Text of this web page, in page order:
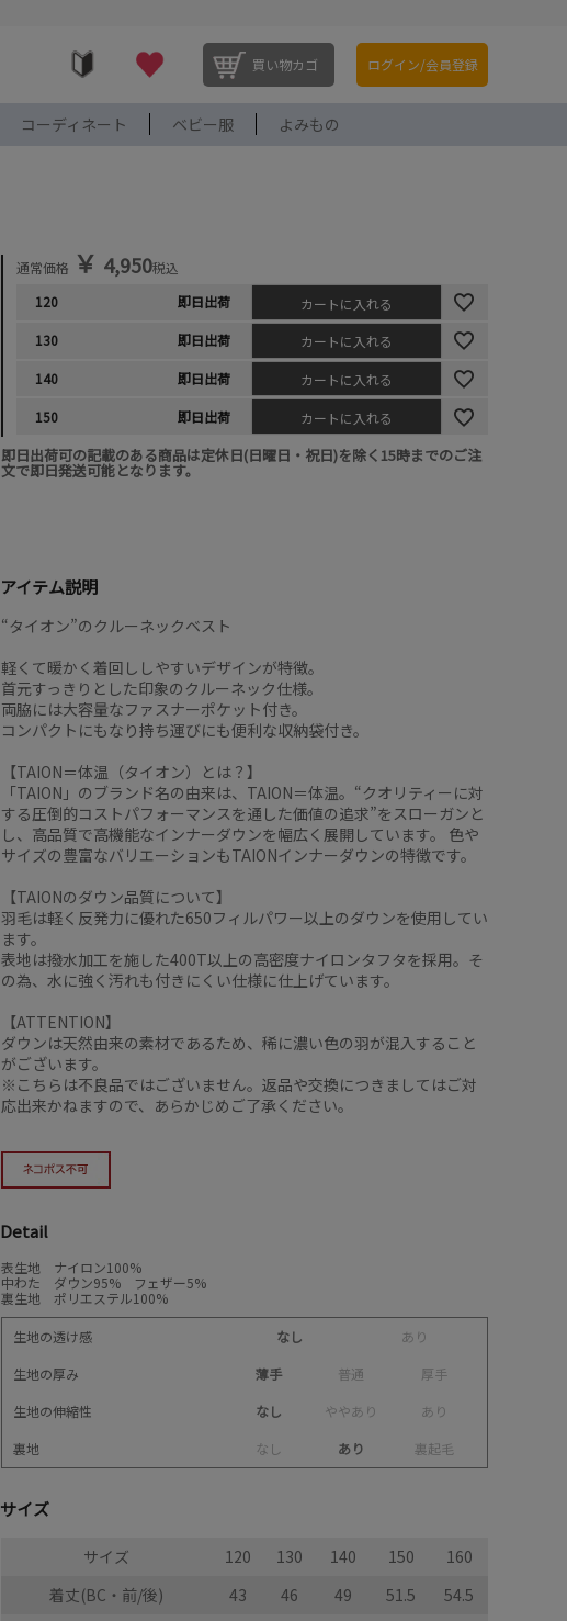
買い物カゴ ログイン/会員登録
コーディネート ベビー服 よみもの
通常価格 ￥ 4,950税込
120
即日出荷
カートに入れる
130
即日出荷
カートに入れる
140
即日出荷
カートに入れる
150
即日出荷 カートに入れる
即日出荷可の記載のある商品は定休日(日曜日・祝日)を除く15時までのご注
文で即日発送可能となります。
アイテム説明
“タイオン”のクルーネックベスト
軽くて暖かく着回ししやすいデザインが特徴。
首元すっきりとした印象のクルーネック仕様。
両脇には大容量なファスナーポケット付き。
コンパクトにもなり持ち運びにも便利な収納袋付き。
【TAION＝体温（タイオン）とは？】
「TAION」のブランド名の由来は、TAION＝体温。“クオリティーに対
する圧倒的コストパフォーマンスを通した価値の追求”をスローガンと
し、高品質で高機能なインナーダウンを幅広く展開しています。 色や
サイズの豊富なバリエーションもTAIONインナーダウンの特徴です。
【TAIONのダウン品質について】
羽毛は軽く反発力に優れた650フィルパワー以上のダウンを使用してい
ます。
表地は撥水加工を施した400T以上の高密度ナイロンタフタを採用。そ
の為、水に強く汚れも付きにくい仕様に仕上げています。
【ATTENTION】
ダウンは天然由来の素材であるため、稀に濃い色の羽が混入すること
がございます。
※こちらは不良品ではございません。返品や交換につきましてはご対
応出来かねますので、あらかじめご了承ください。
Detail
表生地 ナイロン100%
中わた ダウン95% フェザー5%
裏生地 ポリエステル100%
生地の透け感 なし あ り
生地の厚み
薄手 普通 厚手
生地の伸縮性
なし ややあ り あ り
裏地
な し あり 裏起毛
サイズ
サイズ 120 130 140 150
160
着丈(BC・前/後)
43 46 49 51.5
54.5